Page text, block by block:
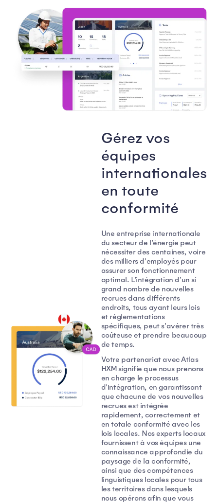
Gérez vos
équipes
internationales
en toute
conformité
Une entreprise internationale
du secteur de l'énergie peut
nécessiter des centaines, voire
des milliers d'employés pour
assurer son fonctionnement
optimal. L'intégration d'un si
grand nombre de nouvelles
recrues dans différents
endroits, tous ayant leurs lois
et réglementations
spécifiques, peut s'avérer très
coûteuse et prendre beaucoup
de temps.
Votre partenariat avec Atlas
HXM signifie que nous prenons
en charge le processus
d'intégration, en garantissant
que chacune de vos nouvelles
recrues est intégrée
rapidement, correctement et
en totale conformité avec les
lois locales. Nos experts locaux
fournissent à vos équipes une
connaissance approfondie du
paysage de la conformité,
ainsi que des compétences
linguistiques locales pour tous
les territoires dans lesquels
nous opérons afin que vous